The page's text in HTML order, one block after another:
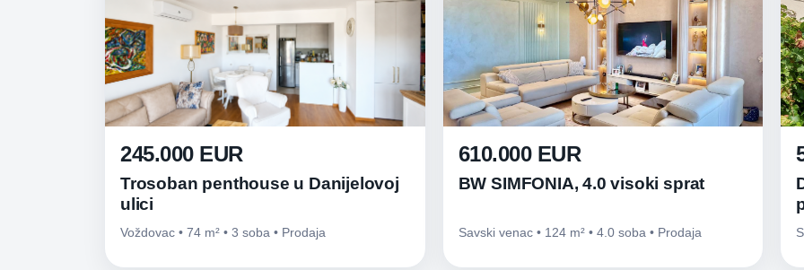
245.000 EUR
Trosoban penthouse u Danijelovoj
ulici
Voždovac • 74 m² • 3 soba • Prodaja
610.000 EUR
BW SIMFONIA, 4.0 visoki sprat
Savski venac • 124 m² • 4.0 soba • Prodaja